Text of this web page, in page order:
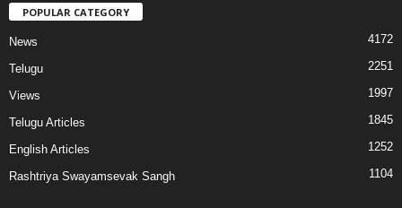
POPULAR CATEGORY
News 4172
Telugu 2251
Views 1997
Telugu Articles 1845
English Articles 1252
Rashtriya Swayamsevak Sangh 1104